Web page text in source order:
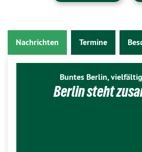
Nachrichten Termine
Buntes Berlin,
Berlin steht